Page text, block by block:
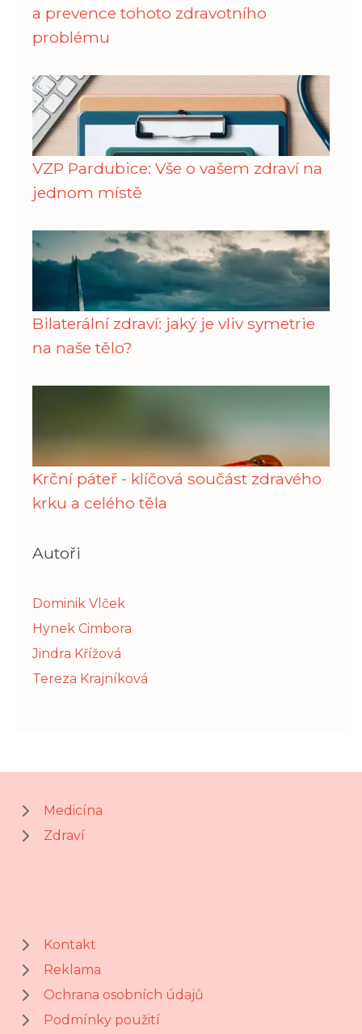
a prevence tohoto zdravotního
problému
VZP Pardubice: Vše o vašem zdraví na
jednom místě
Bilaterální zdraví: jaký je vliv symetrie
na naše tělo?
Krční páteř - klíčová součást zdravého
krku a celého těla
Autoři
Dominik Vlček
Hynek Cimbora
Jindra Křížová
Tereza Krajníková
Medicína
Zdraví
Kontakt
Reklama
Ochrana osobních údajů
Podmínky použití